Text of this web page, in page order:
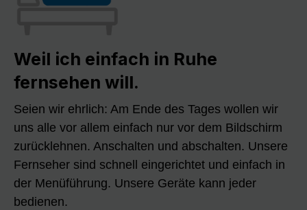
Weil ich einfach in Ruhe
fernsehen will.
Seien wir ehrlich: Am Ende des Tages wollen wir
uns alle vor allem einfach nur vor dem Bildschirm
zurücklehnen. Anschalten und abschalten. Unsere
Fernseher sind schnell eingerichtet und einfach in
der Menüführung. Unsere Geräte kann jeder
bedienen.